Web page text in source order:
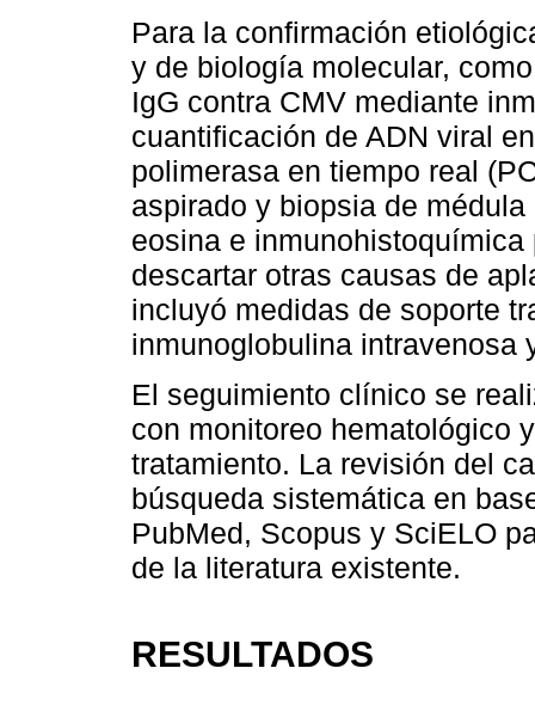
Para la confirmación
y de biología molecular,
IgG contra CMV mediante
cuantificación de ADN viral
polimerasa en tiempo real
aspirado y biopsia de
eosina e
descartar otras causas de
incluyó medidas de soporte
inmunoglobulina intravenosa
El seguimiento clínico se
con monitoreo hematológico
tratamiento. La revisión del
búsqueda sistemática en
PubMed, Scopus y SciELO
de la literatura existente.
RESULTADOS